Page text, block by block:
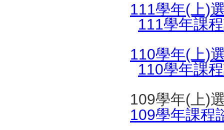
111學年(上)
111學年課
110學年(上)
110學年課
109學年(上)
109學年課程